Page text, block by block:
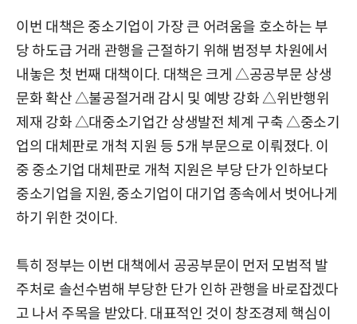
이번 대책은 중소기업이 가장 큰 어려움을 호소하는 부
당 하도급 거래 관행을 근절하기 위해 범정부 차원에서
내놓은 첫 번째 대책이다. 대책은 크게 △공공부문 상생
문화 확산 △불공절거래 감시 및 예방 강화 △위반행위
제재 강화 △대중소기업간 상생발전 체계 구축 △중소기
업의 대체판로 개척 지원 등 5개 부문으로 이뤄졌다. 이
중 중소기업 대체판로 개척 지원은 부당 단가 인하보다
중소기업을 지원, 중소기업이 대기업 종속에서 벗어나게
하기 위한 것이다.
특히 정부는 이번 대책에서 공공부문이 먼저 모범적 발
주처로 솔선수범해 부당한 단가 인하 관행을 바로잡겠다
고 나서 주목을 받았다. 대표적인 것이 창조경제 핵심이